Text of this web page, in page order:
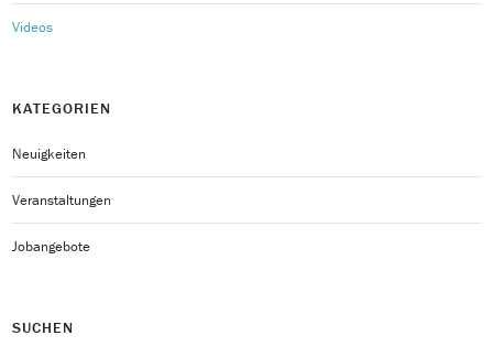
Videos
KATEGORIEN
Neuigkeiten
Veranstaltungen
Jobangebote
SUCHEN